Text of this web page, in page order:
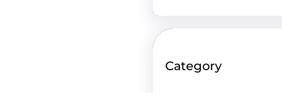
Category